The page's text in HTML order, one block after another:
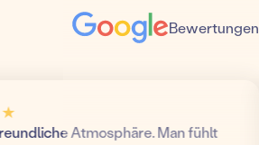
Bewertungen
Atmosphäre. Man fühlt